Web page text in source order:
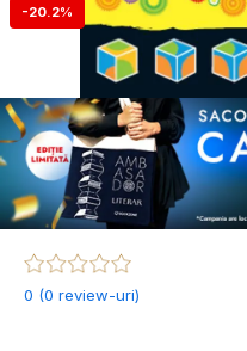
-20.2%
0 (0 review-uri)